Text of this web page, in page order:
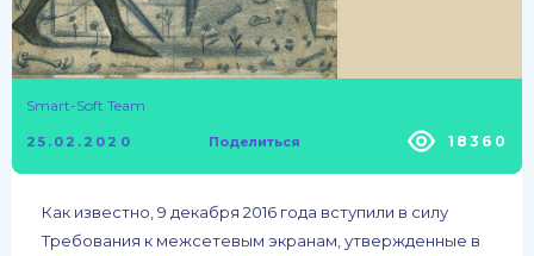
Smart-Soft Team
25.02.2020 Поделиться 18360
Как известно, 9 декабря 2016 года вступили в силу
Требования к межсетевым экранам, утвержденные в